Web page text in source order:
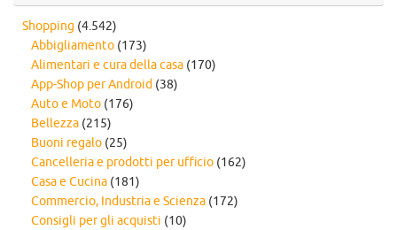
Shopping (4.542)
Abbigliamento (173)
Alimentari e cura della casa (170)
App-Shop per Android (38)
Auto e Moto (176)
Bellezza (215)
Buoni regalo (25)
Cancelleria e prodotti per ufficio (162)
Casa e Cucina (181)
Commercio, Industria e Scienza (172)
Consigli per gli acquisti (10)